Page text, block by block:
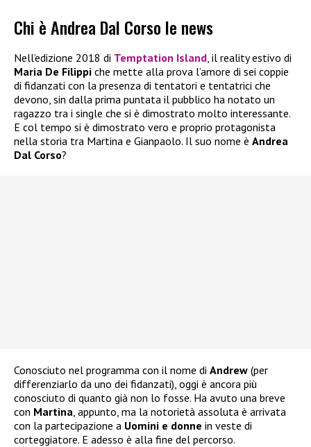
Chi è Andrea Dal Corso le news
Nell’edizione 2018 di Temptation Island , il reality estivo di
Maria De Filippi che mette alla prova l’amore di sei coppie
di fidanzati con la presenza di tentatori e tentatrici che
devono, sin dalla prima puntata il pubblico ha notato un
ragazzo tra i single che si è dimostrato molto interessante.
E col tempo si è dimostrato vero e proprio protagonista
nella storia tra Martina e Gianpaolo. Il suo nome è Andrea
Dal Corso?
Conosciuto nel programma con il nome di Andrew (per
differenziarlo da uno dei fidanzati), oggi è ancora più
conosciuto di quanto già non lo fosse. Ha avuto una breve
con Martina , appunto, ma la notorietà assoluta è arrivata
con la partecipazione a Uomini e donne in veste di
corteggiatore. E adesso è alla fine del percorso.